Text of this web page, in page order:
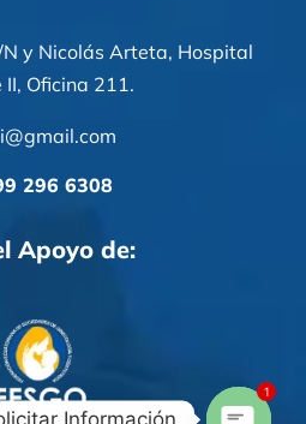
y Nicolás Arteta, Hospital
Oficina 211.
296 6308
Apoyo de:
Información
1